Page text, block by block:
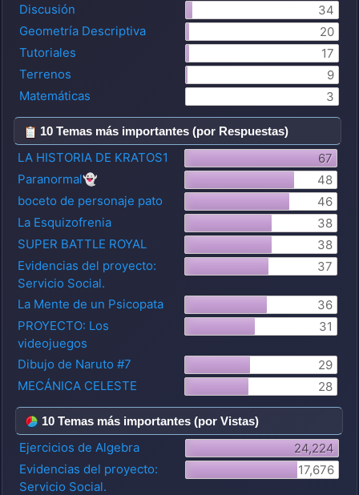
Discusión
34
Geometría Descriptiva
20
Tutoriales
17
Terrenos
9
Matemáticas
3
10 Temas más importantes (por Respuestas)
LA HISTORIA DE KRATOS1
67
Paranormal👻
48
boceto de personaje pato
46
La Esquizofrenia
38
SUPER BATTLE ROYAL
38
Evidencias del proyecto:
Servicio Social.
37
La Mente de un Psicopata
36
PROYECTO: Los
videojuegos
31
Dibujo de Naruto #7
29
MECÁNICA CELESTE
28
10 Temas más importantes (por Vistas)
Ejercicios de Algebra
24,224
Evidencias del proyecto:
Servicio Social.
17,676